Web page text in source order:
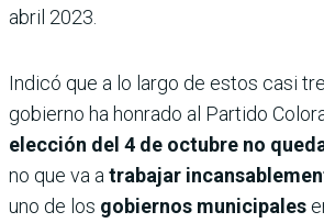
abril 2023.
Indicó que a lo largo de estos casi
gobierno ha honrado al Partido
elección del 4 de octubre no
no que va atrabajar
uno de los gobiernos municipales